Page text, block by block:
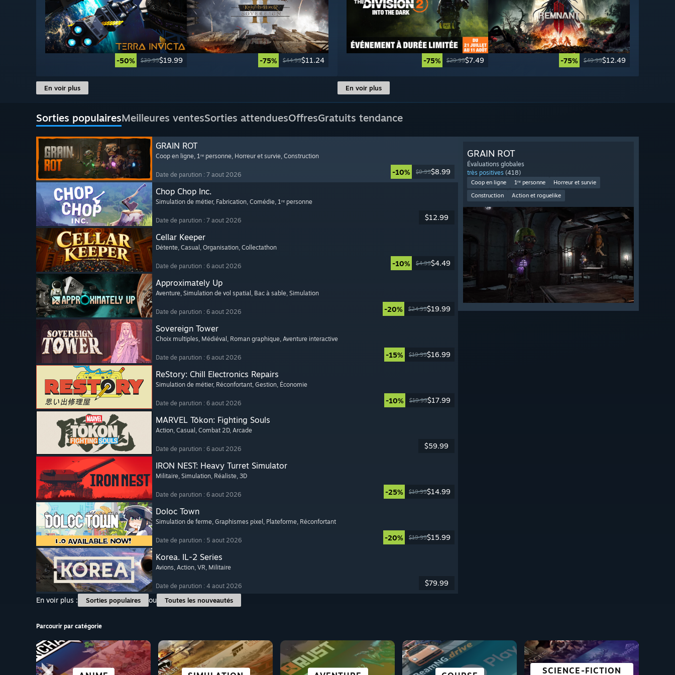
-50% $39.99$19.99 -75% $44.99$11.24
En voir plus
-75% $29.99$7.49 -75% $49.99$12.49
En voir plus
Sorties populairesMeilleures ventesSorties attenduesOffresGratuits tendance
GRAIN ROT
Coop en ligne, 1ʳᵉ personne, Horreur et survie, Construction
Date de parution : 7 aout 2026 -10% $9.99$8.99
Chop Chop Inc.
Simulation de métier, Fabrication, Comédie, 1ʳᵉ personne
Date de parution : 7 aout 2026 $12.99
Cellar Keeper
Détente, Casual , Organisation, Collectathon
Date de parution : 6 aout 2026 -10% $4.99$4.49
Approximately Up
Aventure, Simulation de vol spatial , Bac à sable, Simulation
Date de parution : 6 aout 2026 -20% $24.99$19.99
Sovereign Tower
Choix multiples, Médiéval , Roman graphique, Aventure interactive
Date de parution : 6 aout 2026 -15% $19.99$16.99
ReStory: Chill Electronics Repairs
Simulation de métier, Réconfortant, Gestion, Économie
Date de parution : 6 aout 2026 -10% $19.99$17.99
MARVEL Tōkon: Fighting Souls
Action, Casual , Combat 2D, Arcade
Date de parution : 6 aout 2026 $59.99
IRON NEST: Heavy Turret Simulator
Militaire, Simulation, Réaliste, 3D
Date de parution : 6 aout 2026 -25% $19.99$14.99
Doloc Town
Simulation de ferme, Graphismes pixel , Plateforme, Réconfortant
Date de parution : 5 aout 2026 -20% $19.99$15.99
Korea. IL-2 Series
Avions, Action, VR, Militaire
Date de parution : 4 aout 2026
$79.99
En voir plus :
Sorties populaires ou Toutes les nouveautés
GRAIN ROT
Évaluations globales
très positives (418)
Coop en ligne 1ʳᵉ personne
Horreur et survie
Construction
Action et roguelike
Parcourir par catégorie
SCIENCE-FICTION
PARFAITS POUR